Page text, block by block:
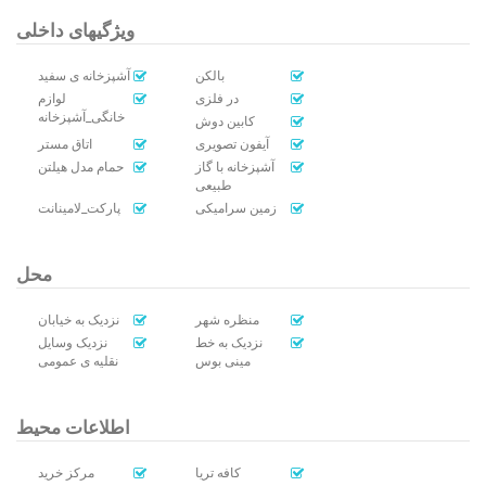
ویژگیهای داخلی
آشپزخانه ی سفید
بالکن
لوازم
خانگی_آشپزخانه
در فلزی
کابین دوش
اتاق مستر
آیفون تصویری
حمام مدل هیلتن
آشپزخانه با گاز
طبیعی
پارکت_لامینانت
زمین سرامیکی
محل
نزدیک به خیابان
منظره شهر
نزدیک وسایل
نقلیه ی عمومی
نزدیک به خط
مینی بوس
اطلاعات محیط
مرکز خرید کافه تریا